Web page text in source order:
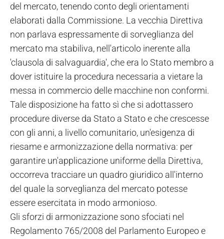
del mercato, tenendo conto degli orientamenti
elaborati dalla Commissione. La vecchia Direttiva
non parlava espressamente di sorveglianza del
mercato ma stabiliva, nell'articolo inerente alla
'clausola di salvaguardia', che era lo Stato membro a
dover istituire la procedura necessaria a vietare la
messa in commercio delle macchine non conformi.
Tale disposizione ha fatto sì che si adottassero
procedure diverse da Stato a Stato e che crescesse
con gli anni, a livello comunitario, un'esigenza di
riesame e armonizzazione della normativa: per
garantire un'applicazione uniforme della Direttiva,
occorreva tracciare un quadro giuridico all'interno
del quale la sorveglianza del mercato potesse
essere esercitata in modo armonioso.
Gli sforzi di armonizzazione sono sfociati nel
Regolamento 765/2008 del Parlamento Europeo e